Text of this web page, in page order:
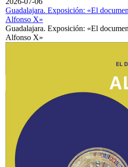
Guadalajara. Exposición: «El
Alfonso X»
Guadalajara. Exposición: «El
Alfonso X»